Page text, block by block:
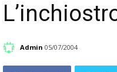
Admin 05/07/2004